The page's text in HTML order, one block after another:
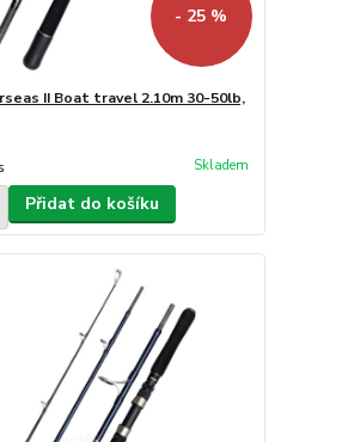
- 25 %
II Boat travel 2.10m 30-50lb,
Skladem
Přidat do košíku